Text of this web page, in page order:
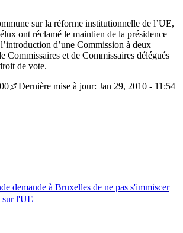
sur la réforme institutionnelle de l’UE,
ont réclamé le maintien de la présidence
d’une Commission à deux
Commissaires et de Commissaires délégués
de vote.
Dernière mise à jour: Jan 29, 2010 - 11:54
demande à Bruxelles de ne pas s'immiscer
sur l'UE